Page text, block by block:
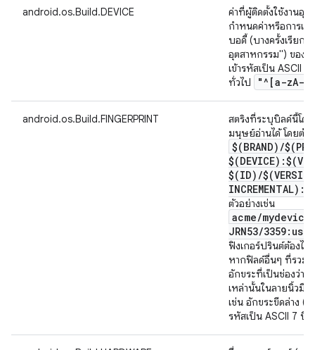
android.os.Build.DEVICE
ค่าที่ผู้ติดตั้งใช้งานอุ
กำหนดค่าหรือการแก้
บอดี้ (บางครั้งเรียก
อุตสาหกรรม") ของ
เข้ารหัสเป็น ASCII
ทั่วไป
"^[a-zA-
android.os.Build.FINGERPRINT
สตริงที่ระบุบิลด์นี้โด
มนุษย์อ่านได้ โดยต้อ
$(BRAND) /
$(ID) /$(VERSION
ตัวอย่างเช่น
acme/mydevice
JRN53/
ฟิงเกอร์ปรินต์ต้องไม่
หากฟิลด์อื่นๆ ที่รวม
อักขระที่เป็นช่องว่า
เหล่านั้นในลายนิ้วมื
เช่น อักขระขีดล่าง
รหัสเป็น ASCII 7 บิต